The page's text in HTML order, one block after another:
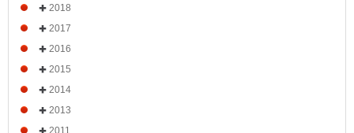
2018
2017
2016
2015
2014
2013
2011